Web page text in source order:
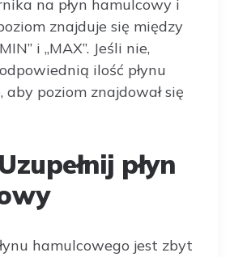
na płyn hamulcowy i
znajduje się między
i „MAX”. Jeśli nie,
ilość płynu
aby poziom znajdował się
płyn
hamulcowego jest zbyt